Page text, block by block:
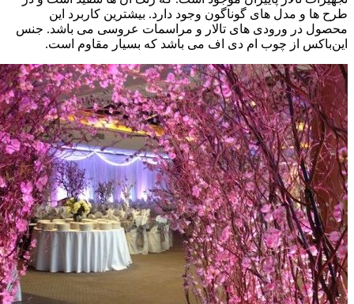
طرح ها و مدل های گوناگون وجود دارد. بیشترین کاربرد این
محصول در ورودی های تالار و مراسمات عروسی می باشد. جنس
این‌باکس از چوب ام دی اف می باشد که بسیار مقاوم است.